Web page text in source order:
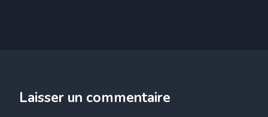
Laisser un commentaire